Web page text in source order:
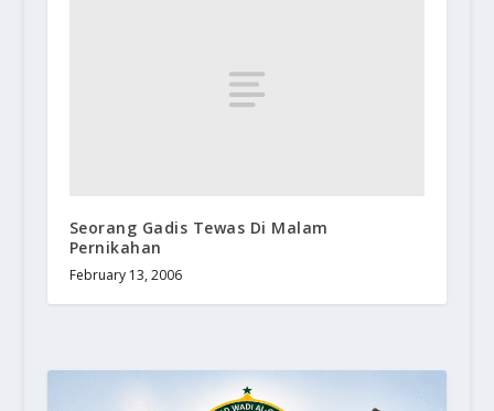
Seorang Gadis Tewas Di Malam
Pernikahan
February 13, 2006